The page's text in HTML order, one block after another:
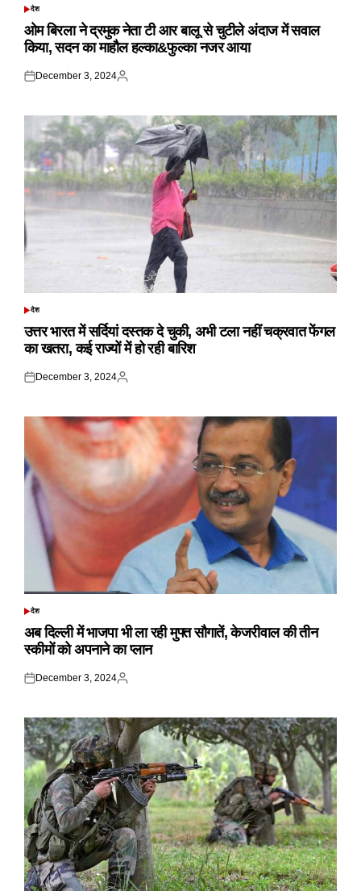
POSTED
देश
ओम बिरला ने द्रमुक नेता टी आर बालू से चुटीले अंदाज में सवाल
किया, सदन का माहौल हल्का&फुल्का नजर आया
Posted
December 3, 2024
Posted
POSTED
देश
उत्तर भारत में सर्दियां दस्तक दे चुकी, अभी टला नहीं चक्रवात फेंगल
का खतरा, कई राज्यों में हो रही बारिश
Posted
December 3, 2024
Posted
POSTED
देश
अब दिल्ली में भाजपा भी ला रही मुफ्त सौगातें, केजरीवाल की तीन
स्कीमों को अपनाने का प्लान
Posted
December 3, 2024
Posted